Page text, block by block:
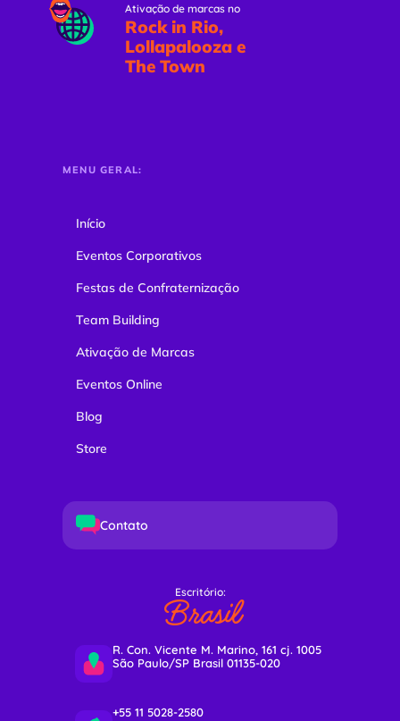
Ativação de marcas no
Rock in Rio,
Lollapalooza e
The Town
MENU GERAL:
Início
Eventos Corporativos
Festas de Confraternização
Team Building
Ativação de Marcas
Eventos Online
Blog
Store
Contato
Escritório:
Brasil
R. Con. Vicente M. Marino, 161 cj. 1005
São Paulo/SP Brasil 01135-020
+55 11 5028-2580